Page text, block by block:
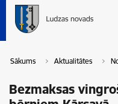
Sākums Aktualitātes
Bezmaksas